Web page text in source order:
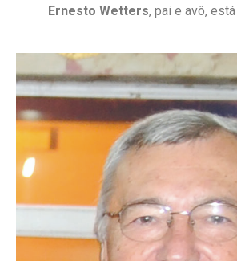
Ernesto Wetters, pai e avô,